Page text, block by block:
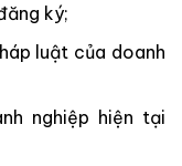
ký;
luật của doanh
nghiệp hiện tại